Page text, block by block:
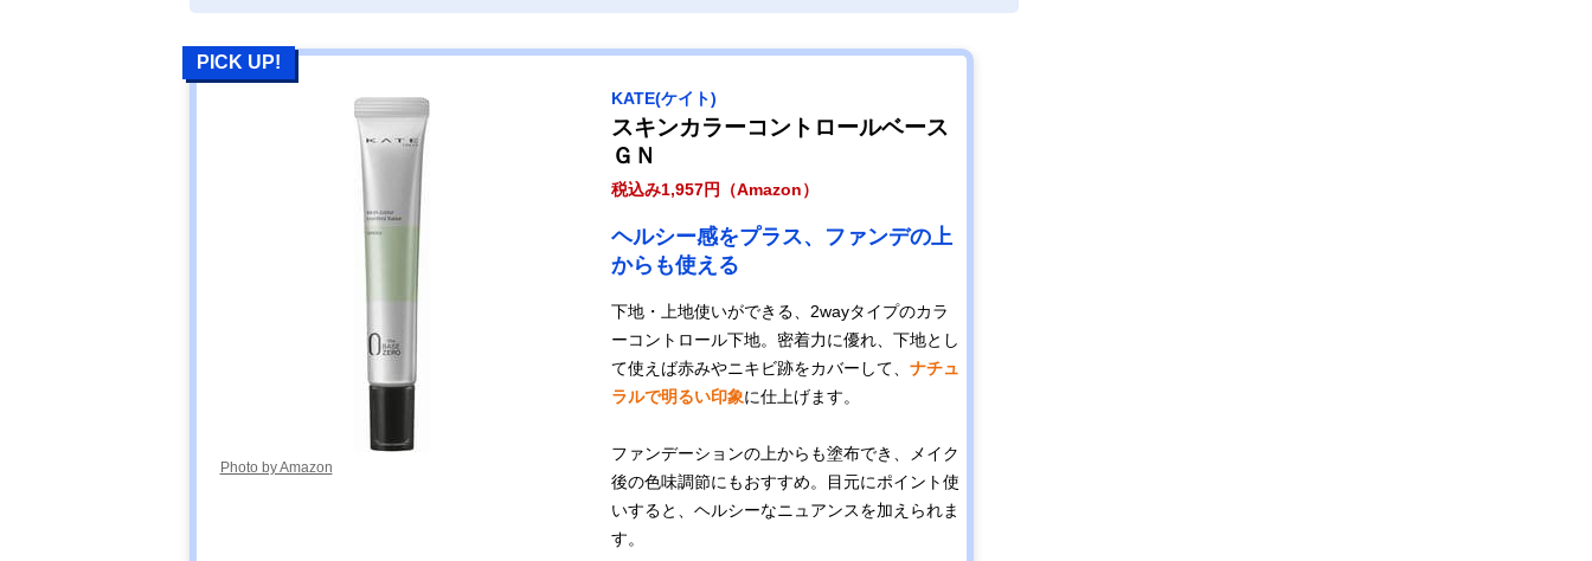
PICK UP!
Photo by Amazon
KATE(ケイト)
スキンカラーコントロールベース
ＧＮ
税込み1,957円（Amazon）
ヘルシー感をプラス、ファンデの上
からも使える
下地・上地使いができる、2wayタイプのカラ
ーコントロール下地。密着力に優れ、下地とし
て使えば赤みやニキビ跡をカバーして、 ナチュ
ラルで明るい印象に仕上げます。
ファンデーションの上からも塗布でき、メイク
後の色味調節にもおすすめ。目元にポイント使
いすると、ヘルシーなニュアンスを加えられま
す。